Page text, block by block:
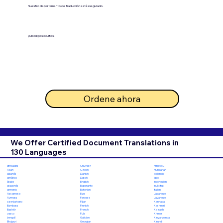
Nuestro departamento de traducción está asegurado.
¡Sin cargos ocultos!
Ordene ahora
We Offer Certified Document Translations in
130 Languages
africaans
Akan
albanés
amárico
árabe
aragonés
armenio
Assamese
Aymara
azerbaiyano
Bambara
Bashkir
vasco
bengalí
Bhojpuri
Chuvash
Czech
Danish
Dutch
English
Esperanto
Estonian
Ewe
Faroese
Fijian
Finnish
French
Fula
Galician
Georgian
Hiri Motu
Hungarian
Icelandic
Igbo
Indonesian
Inuktitut
Italian
Japanese
Javanese
Kannada
Kashmiri
Kazakh
Khmer
Kinyarwanda
Kirundi